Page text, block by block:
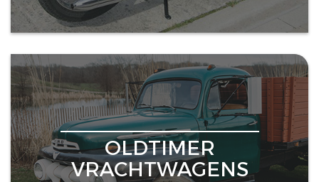
OLDTIMER
VRACHTWAGENS